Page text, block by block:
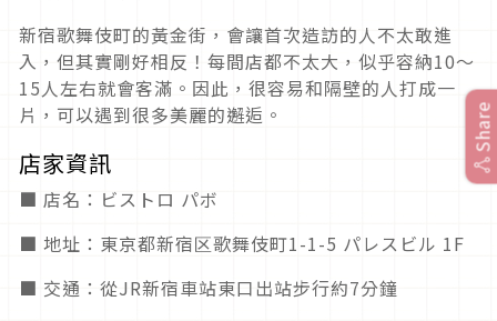
新宿歌舞伎町的黃金街，會讓首次造訪的人不太敢進
入，但其實剛好相反！每間店都不太大，似乎容納10～
15人左右就會客滿。因此，很容易和隔壁的人打成一
片，可以遇到很多美麗的邂逅。
店家資訊
■ 店名：ビストロ パボ
■ 地址：東京都新宿区歌舞伎町1-1-5 パレスビル 1F
■ 交通：從JR新宿車站東口出站步行約7分鐘
Share